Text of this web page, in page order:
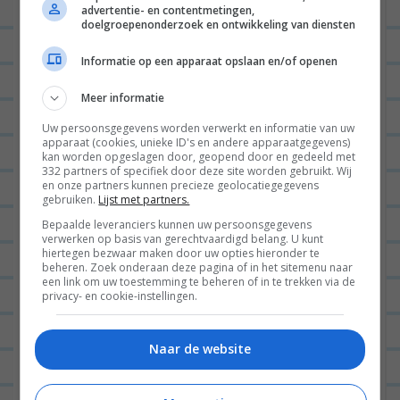
Hoi!
advertentie- en contentmetingen,
doelgroepenonderzoek en ontwikkeling van diensten
Informatie op een apparaat opslaan en/of openen
Meer informatie
Uw persoonsgegevens worden verwerkt en informatie van uw
apparaat (cookies, unieke ID's en andere apparaatgegevens)
kan worden opgeslagen door, geopend door en gedeeld met
332 partners of specifiek door deze site worden gebruikt. Wij
en onze partners kunnen precieze geolocatiegegevens
gebruiken. Lijst met partners.
Bepaalde leveranciers kunnen uw persoonsgegevens
verwerken op basis van gerechtvaardigd belang. U kunt
hiertegen bezwaar maken door uw opties hieronder te
beheren. Zoek onderaan deze pagina of in het sitemenu naar
een link om uw toestemming te beheren of in te trekken via de
privacy- en cookie-instellingen.
Naar de website